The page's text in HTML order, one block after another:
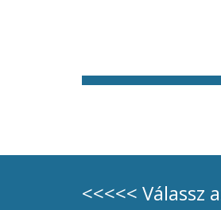
<<<<< Válassz